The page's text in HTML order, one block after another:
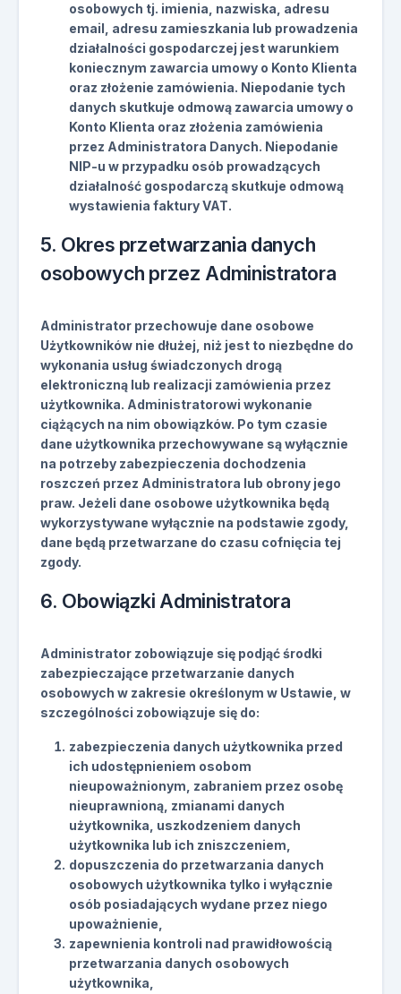
osobowych tj. imienia, nazwiska, adresu
email, adresu zamieszkania lub prowadzenia
działalności gospodarczej jest warunkiem
koniecznym zawarcia umowy o Konto Klienta
oraz złożenie zamówienia. Niepodanie tych
danych skutkuje odmową zawarcia umowy o
Konto Klienta oraz złożenia zamówienia
przez Administratora Danych. Niepodanie
NIP-u w przypadku osób prowadzących
działalność gospodarczą skutkuje odmową
wystawienia faktury VAT.
5. Okres przetwarzania danych
osobowych przez Administratora
Administrator przechowuje dane osobowe
Użytkowników nie dłużej, niż jest to niezbędne do
wykonania usług świadczonych drogą
elektroniczną lub realizacji zamówienia przez
użytkownika. Administratorowi wykonanie
ciążących na nim obowiązków. Po tym czasie
dane użytkownika przechowywane są wyłącznie
na potrzeby zabezpieczenia dochodzenia
roszczeń przez Administratora lub obrony jego
praw. Jeżeli dane osobowe użytkownika będą
wykorzystywane wyłącznie na podstawie zgody,
dane będą przetwarzane do czasu cofnięcia tej
zgody.
6. Obowiązki Administratora
Administrator zobowiązuje się podjąć środki
zabezpieczające przetwarzanie danych
osobowych w zakresie określonym w Ustawie, w
szczególności zobowiązuje się do:
zabezpieczenia danych użytkownika przed
ich udostępnieniem osobom
nieupoważnionym, zabraniem przez osobę
nieuprawnioną, zmianami danych
użytkownika, uszkodzeniem danych
użytkownika lub ich zniszczeniem,
dopuszczenia do przetwarzania danych
osobowych użytkownika tylko i wyłącznie
osób posiadających wydane przez niego
upoważnienie,
zapewnienia kontroli nad prawidłowością
przetwarzania danych osobowych
użytkownika,